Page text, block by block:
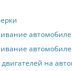
автомобилей
автомобилей
на